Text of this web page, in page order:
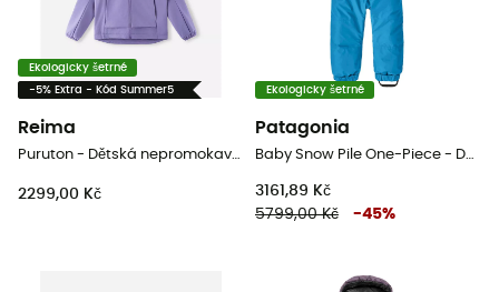
Ekologicky šetrné
-5% Extra - Kód Summer5
Reima
Puruton - Dětská nepromokavá bunda
2299,00 Kč
Ekologicky šetrné
Patagonia
Baby Snow Pile One-Piece - Dětská kombinéza
3161,89 Kč
5799,00 Kč
-45%